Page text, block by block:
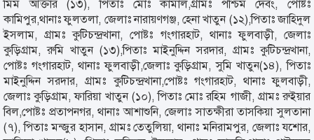
মিম আক্তার (১৩), পিতাঃ মোঃ কামাল,গ্রামঃ পশ্চিম দেবং, পোষ্টঃ
কামিপুর,থানাঃ ফুলতলা, জেলাঃ নারায়ণগঞ্জ, হেনা খাতুন (১২),পিতাঃ জাহিদুল
ইসলাম, গ্রামঃ কুটিচন্দ্রখানা, পোষ্টঃ গংগারহাট, থানাঃ ফুলবাড়ী, জেলাঃ
কুড়িগ্রাম, রুমি খাতুন (১৩),পিতাঃ মাইনুদ্দিন সরদার, গ্রামঃ কুটিচন্দ্রখানা,
পোষ্টঃ গংগারহাট, থানাঃ ফুলবাড়ী,জেলাঃ কুড়িগ্রাম, সুমি খাতুন(১৪), পিতাঃ
মাইনুদ্দিন সরদার, গ্রামঃ কুটিচন্দ্রখানা,পোষ্টঃ গংগারহাট, থানাঃ ফুলবাড়ী,
জেলাঃ কুড়িগ্রাম, ফারিয়া খাতুন (১০), পিতাঃ মোঃ রহিম গাজী, গ্রামঃ রুইয়ার
বিল,পোষ্টঃ প্রতাপনগর, থানাঃ আশাশুনি, জেলাঃ সাতক্ষীরা তাসকিয়া সুলতানা
(৭), পিতাঃ মন্জুর হাসান, গ্রামঃ তেতুলিয়া, থানাঃ মনিরামপুর, জেলাঃ যশোর,